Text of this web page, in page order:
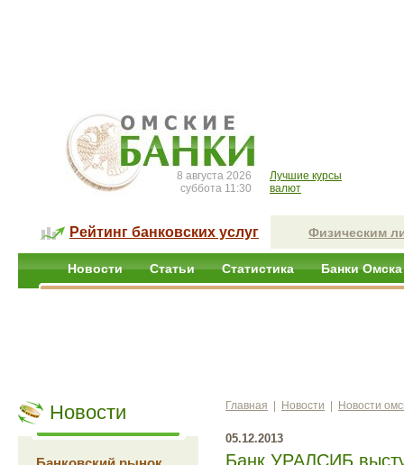
8 августа 2026
суббота 11:30
Лучшие курсы
валют
Рейтинг банковских услуг Физическим
Новости Статьи Статистика Банки Омска
Новости Главная Новости Новости
05.12.2013
Банк УРАЛСИБ